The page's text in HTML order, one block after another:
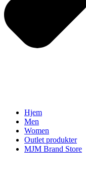
Hjem
Men
Women
Outlet produkter
MJM Brand Store